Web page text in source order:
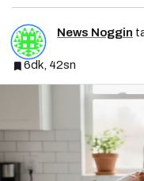
News Noggin
6dk, 42sn